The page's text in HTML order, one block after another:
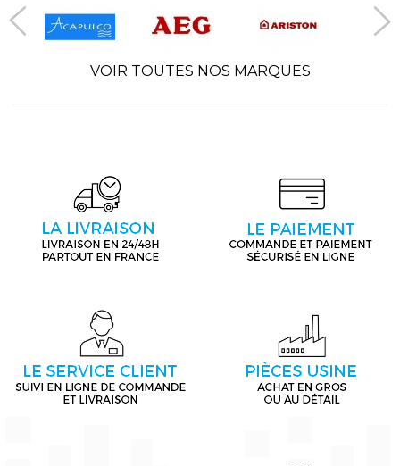
VOIR TOUTES NOS MARQUES